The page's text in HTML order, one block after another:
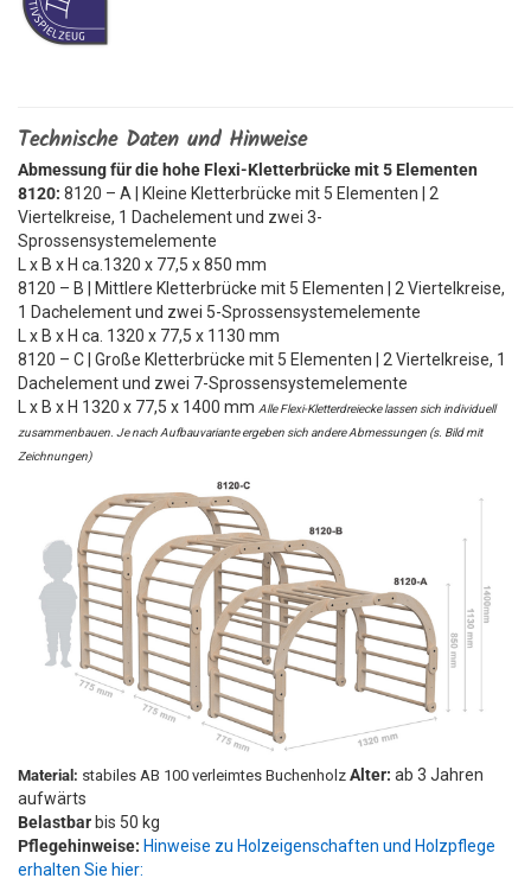
Technische Daten und Hinweise
Abmessung für die hohe Flexi-Kletterbrücke mit 5 Elementen
8120: 8120 – A | Kleine Kletterbrücke mit 5 Elementen | 2
Viertelkreise, 1 Dachelement und zwei 3-
Sprossensystemelemente
L x B x H ca.1320 x 77,5 x 850 mm
8120 – B | Mittlere Kletterbrücke mit 5 Elementen | 2 Viertelkreise,
1 Dachelement und zwei 5-Sprossensystemelemente
L x B x H ca. 1320 x 77,5 x 1130 mm
8120 – C | Große Kletterbrücke mit 5 Elementen | 2 Viertelkreise, 1
Dachelement und zwei 7-Sprossensystemelemente
L x B x H 1320 x 77,5 x 1400 mm Alle Flexi-Kletterdreiecke lassen sich individuell
zusammenbauen. Je nach Aufbauvariante ergeben sich andere Abmessungen (s. Bild mit
Zeichnungen)
Material: stabiles AB 100 verleimtes Buchenholz Alter: ab 3 Jahren
aufwärts
Belastbar bis 50 kg
Pflegehinweise: Hinweise zu Holzeigenschaften und Holzpflege
erhalten Sie hier: